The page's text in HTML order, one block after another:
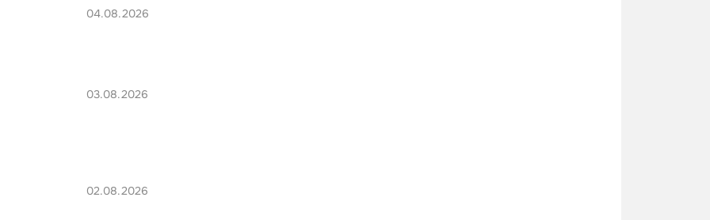
04.08.2026
03.08.2026
02.08.2026